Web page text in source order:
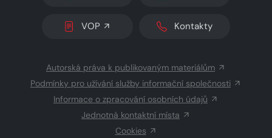
VOP Kontakty
Autorská práva k publikovaným materiálům
Podmínky pro užívání služby informační společnosti
Informace o zpracování osobních údajů
Jednotná kontaktní místa
Cookies